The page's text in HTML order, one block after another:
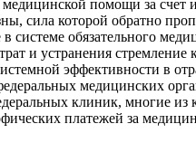
помощи за
сила которой обратно
обязательного
и устранения
эффективности в
медицинских
клиник, многие из
платежей за